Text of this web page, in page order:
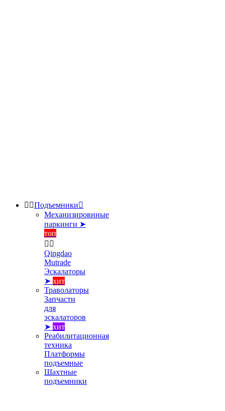
 Подъемники
Механизировнные
паркинги ➤
топ
 
Qingdao
Mutrade
Эскалаторы
➤ хит
Траволаторы
Запчасти
для
эскалаторов
➤ хит
Реабилитационная
техника
Платформы
подъемные
Шахтные
подъемники